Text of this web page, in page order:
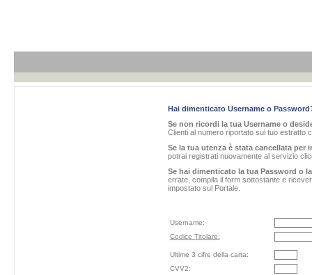
Hai dimenticato Username o
Se non ricordi la tua Username o
Clienti al numero riportato sul tuo estratto
Se la tua utenza è stata cancellata per
potrai registrati nuovamente al servizio
Se hai dimenticato la tua Password o
errate, compila il form sottostante e
impostato sul Portale.
Username:
Codice Titolare:
Ultime 3 cifre della carta:
CVV2: